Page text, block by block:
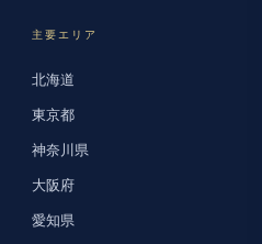
主要エリア
北海道
東京都
神奈川県
大阪府
愛知県